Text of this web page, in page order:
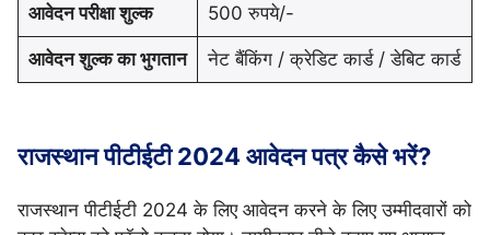
आवेदन परीक्षा शुल्क 500 रुपये/-
आवेदन शुल्क का भुगतान नेट बैंकिंग / क्रेडिट कार्ड / डेबिट कार्ड
राजस्थान पीटीईटी 2024 आवेदन पत्र कैसे भरें?
राजस्थान पीटीईटी 2024 के लिए आवेदन करने के लिए उम्मीदवारों को